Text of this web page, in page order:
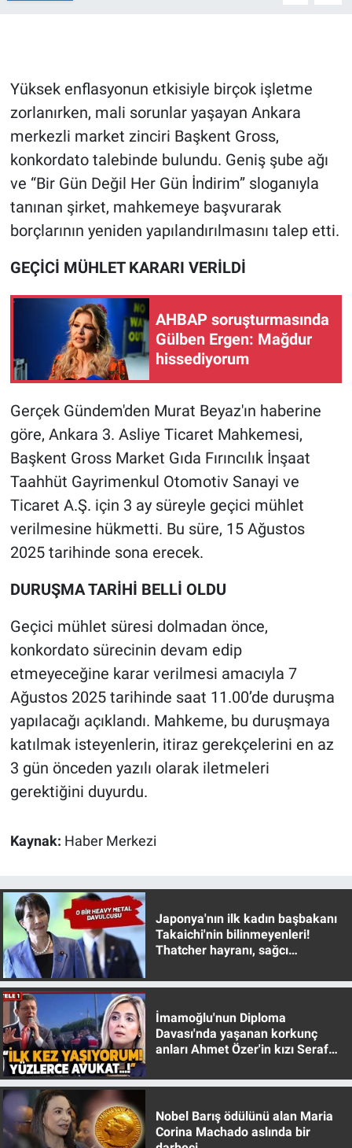
Yüksek enflasyonun etkisiyle birçok işletme
zorlanırken, mali sorunlar yaşayan Ankara
merkezli market zinciri Başkent Gross,
konkordato talebinde bulundu. Geniş şube ağı
ve “Bir Gün Değil Her Gün İndirim” sloganıyla
tanınan şirket, mahkemeye başvurarak
borçlarının yeniden yapılandırılmasını talep etti.
GEÇİCİ MÜHLET KARARI VERİLDİ
AHBAP soruşturmasında
Gülben Ergen: Mağdur
hissediyorum
Gerçek Gündem'den Murat Beyaz'ın haberine
göre, Ankara 3. Asliye Ticaret Mahkemesi,
Başkent Gross Market Gıda Fırıncılık İnşaat
Taahhüt Gayrimenkul Otomotiv Sanayi ve
Ticaret A.Ş. için 3 ay süreyle geçici mühlet
verilmesine hükmetti. Bu süre, 15 Ağustos
2025 tarihinde sona erecek.
DURUŞMA TARİHİ BELLİ OLDU
Geçici mühlet süresi dolmadan önce,
konkordato sürecinin devam edip
etmeyeceğine karar verilmesi amacıyla 7
Ağustos 2025 tarihinde saat 11.00’de duruşma
yapılacağı açıklandı. Mahkeme, bu duruşmaya
katılmak isteyenlerin, itiraz gerekçelerini en az
3 gün önceden yazılı olarak iletmeleri
gerektiğini duyurdu.
Kaynak: Haber Merkezi
Japonya'nın ilk kadın başbakanı
Takaichi'nin bilinmeyenleri!
Thatcher hayranı, sağcı
İmamoğlu'nun Diploma
Davası'nda yaşanan korkunç
anları Ahmet Özer'in kızı Seraf
Nobel Barış ödülünü alan Maria
Corina Machado aslında bir
Gün Ortası
Gündem Özel
Günün görüntüsü
Haber
Koronavirüs
Kültür Sanat
Ne demişti
Nedir
Popüler
Programlar
Teknoloji
Türkiye'nin Geleceği
Türkiye'nin Gündemi
Yerel Gündem
Canlı Yayın